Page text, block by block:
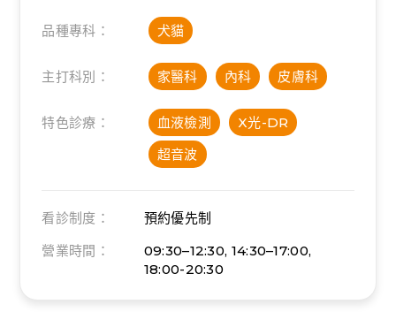
品種專科： 犬貓
主打科別： 家醫科 內科 皮膚科
特色診療： 血液檢測
X光-DR
超音波
看診制度：
預約優先制
營業時間：
09:30–12:30, 14:30–17:00,
18:00-20:30